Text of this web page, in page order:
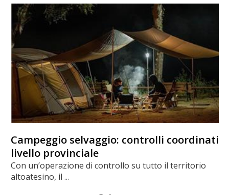
Campeggio selvaggio: controlli coordinati a
livello provinciale
Con un’operazione di controllo su tutto il territorio
altoatesino, il ...